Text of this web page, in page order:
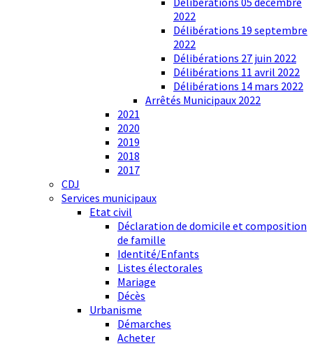
2022
Délibérations 19 septembre
2022
Délibérations 27 juin 2022
Délibérations 11 avril 2022
Délibérations 14 mars 2022
Arrêtés Municipaux 2022
2021
2020
2019
2018
2017
CDJ
Services municipaux
Etat civil
Déclaration de domicile et composition
de famille
Identité/Enfants
Listes électorales
Mariage
Décès
Urbanisme
Démarches
Acheter